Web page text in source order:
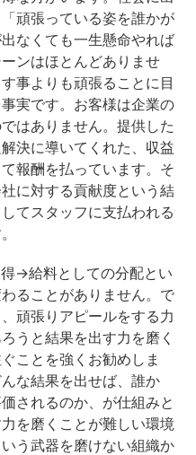
頑張っている姿を誰かが
なくても一生懸命やれば
ンはほとんどありませ
事よりも頑張ることに目
実です。お客様は企業の
はありません。提供した
決に導いてくれた、収益
報酬を払っています。そ
に対する貢献度という結
てスタッフに支払われる
→給料としての分配とい
ることがありません。で
頑張りアピールをする力
うと結果を出す力を磨く
ことを強くお勧めしま
な結果を出せば、誰か
されるのか、が仕組みと
を磨くことが難しい環境
う武器を磨けない組織か